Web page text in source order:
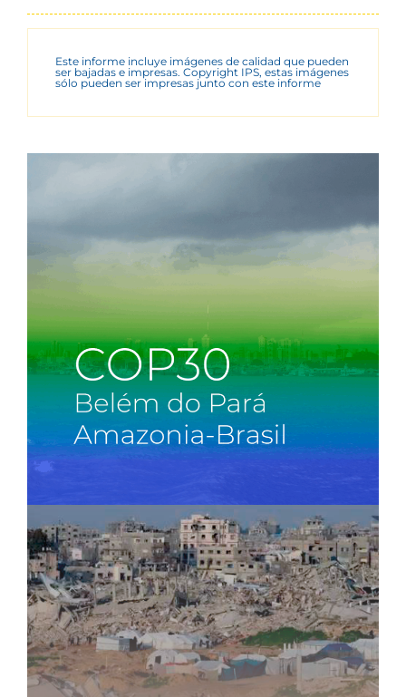
Este informe incluye imágenes de calidad que pueden
ser bajadas e impresas. Copyright IPS, estas imágenes
sólo pueden ser impresas junto con este informe